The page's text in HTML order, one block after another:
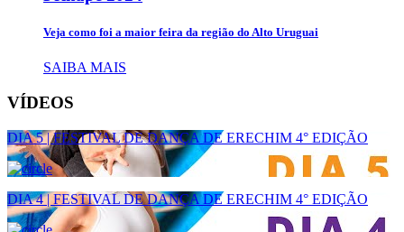
Veja como foi a maior feira da região do Alto Uruguai
SAIBA MAIS
VÍDEOS
DIA 5 | FESTIVAL DE DANÇA DE ERECHIM 4° EDIÇÃO
DIA 4 | FESTIVAL DE DANÇA DE ERECHIM 4° EDIÇÃO